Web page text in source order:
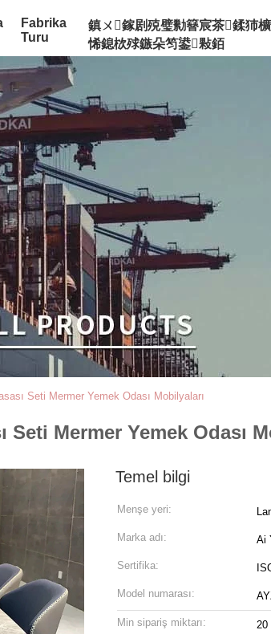
Fabrika
Turu
鎮ㄨ鎵剧殑璧勬簮宸茶鍒犻
悕鎴栨殏鏃朵笉鍙敤銆
Seti Mermer Yemek Odası Mobilyaları
Seti Mermer Yemek Odası
Temel bilgi
Menşe yeri:
Marka adı: Ai
Sertifika:
Model numarası:
Min sipariş miktarı: 20